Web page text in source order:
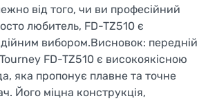
від того, чи ви професійний
любитель, FD-TZ510 є
вибором.Висновок: передній
FD-TZ510 є високоякісною
яка пропонує плавне та точне
Його міцна конструкція,